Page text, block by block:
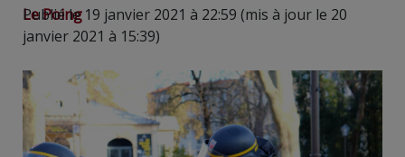
Le Poing
Publié le 19 janvier 2021 à 22:59 (mis à jour le 20
janvier 2021 à 15:39)